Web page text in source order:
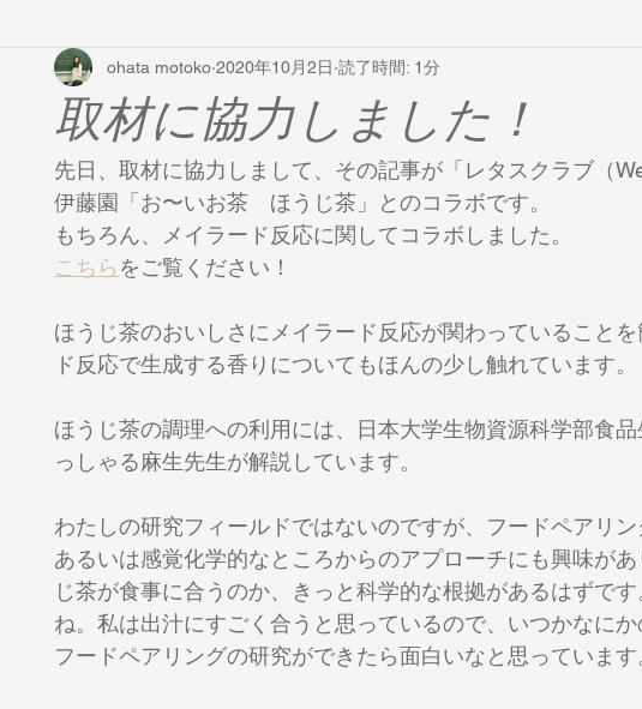
取材に協力しました！
ohata motoko 2020年10月2日 読了時間: 1分
先日、取材に協力しまして、その記事が「レタスクラブ（
伊藤園「お〜いお茶　ほうじ茶」とのコラボです。
もちろん、メイラード反応に関してコラボしました。
こちら をご覧ください！
ほうじ茶のおいしさにメイラード反応が関わっていること
ド反応で生成する香りについてもほんの少し触れています。
ほうじ茶の調理への利用には、日本大学生物資源科学部食
っしゃる麻生先生が解説しています。
わたしの研究フィールドではないのですが、フードペアリ
あるいは感覚化学的なところからのアプローチにも興味が
じ茶が食事に合うのか、きっと科学的な根拠があるはずで
ね。私は出汁にすごく合うと思っているので、いつかなに
フードペアリングの研究ができたら面白いなと思っています